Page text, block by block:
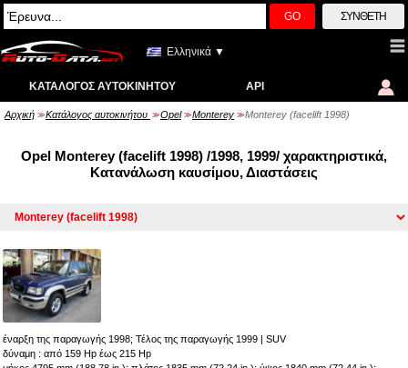
GO ΣΎΝΘΕΤΗ
Ελληνικά ▼
ΚΑΤΆΛΟΓΟΣ ΑΥΤΟΚΙΝΉΤΟΥ API
Αρχική >> Κατάλογος αυτοκινήτου >> Opel >> Monterey >> Monterey (facelift 1998)
Opel Monterey (facelift 1998) /1998, 1999/ χαρακτηριστικά,
Κατανάλωση καυσίμου, Διαστάσεις
έναρξη της παραγωγής 1998; Τέλος της παραγωγής 1999 | SUV
δύναμη : από 159 Hp έως 215 Hp